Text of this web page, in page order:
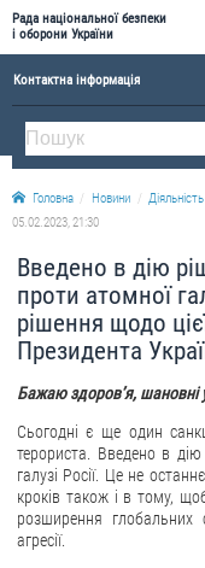
Рада національної безпеки
і оборони України
Контактна інформація
ПРО РНБОУ
Склад Ради національної
Апарат Ради національної
Історична довідка про
ОФІЦІЙНІ ДОКУМЕНТИ
Новини
Drone Deals
Фотогалерея
Відеогалерея
Головна Новини
05.02.2023, 21:30
Введено в дію
проти атомної
рішення щодо
Президента
Бажаю здоров’я, шановні
Сьогодні є ще один
терориста. Введено в
галузі Росії. Це не
кроків також і в тому,
розширення глобальних
агресії.